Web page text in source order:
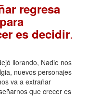
regresa
es decidir.
llorando, Nadie nos
nuevos personajes
va a extrañar
que crecer es